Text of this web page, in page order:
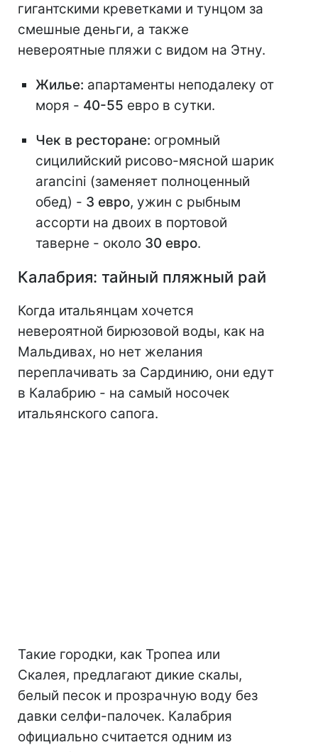
гигантскими креветками и тунцом за
смешные деньги, а также
невероятные пляжи с видом на Этну.
Жилье: апартаменты неподалеку от
моря - 40-55 евро в сутки.
Чек в ресторане: огромный
сицилийский рисово-мясной шарик
arancini (заменяет полноценный
обед) - 3 евро, ужин с рыбным
ассорти на двоих в портовой
таверне - около 30 евро.
Калабрия: тайный пляжный рай
Когда итальянцам хочется
невероятной бирюзовой воды, как на
Мальдивах, но нет желания
переплачивать за Сардинию, они едут
в Калабрию - на самый носочек
итальянского сапога.
Такие городки, как Тропеа или
Скалея, предлагают дикие скалы,
белый песок и прозрачную воду без
давки селфи-палочек. Калабрия
официально считается одним из